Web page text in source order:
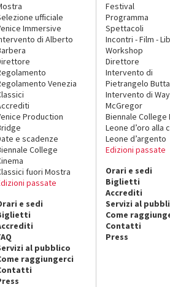
ufficiale
Immersive
di Alberto
Venezia
Production
e scadenze
College
fuori Mostra
passate
e sedi
al pubblico
raggiungerci
Festival
Programma
Spettacoli
Incontri - Film -
Workshop
Direttore
Intervento di
Pietrangelo
Intervento di
McGregor
Biennale College
Leone d’oro alla
Leone d’argento
Edizioni passate
Orari e sedi
Biglietti
Accrediti
Servizi al
Come
Contatti
Press